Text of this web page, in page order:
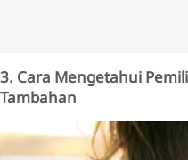
3. Cara Mengetahui
Tambahan